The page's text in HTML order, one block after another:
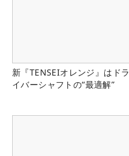
新『TENSEIオレンジ』はドラ
イバーシャフトの“最適解”